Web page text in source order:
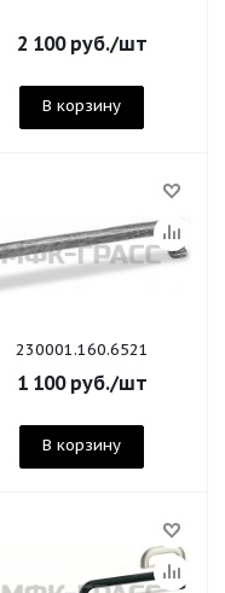
2 100руб./шт
В корзину
230001.160.6521
1 100руб./шт
В корзину